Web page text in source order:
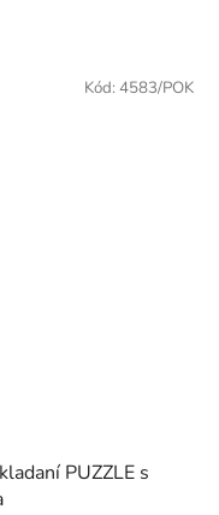
PUZZLE s
Kód: 4583/POK